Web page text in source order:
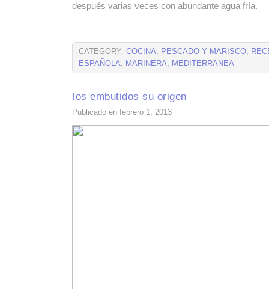
después varias veces con abundante agua fría.
CATEGORY: COCINA, PESCADO Y MARISCO,
ESPAÑOLA, MARINERA, MEDITERRANEA
los embutidos su origen
Publicado en febrero 1, 2013